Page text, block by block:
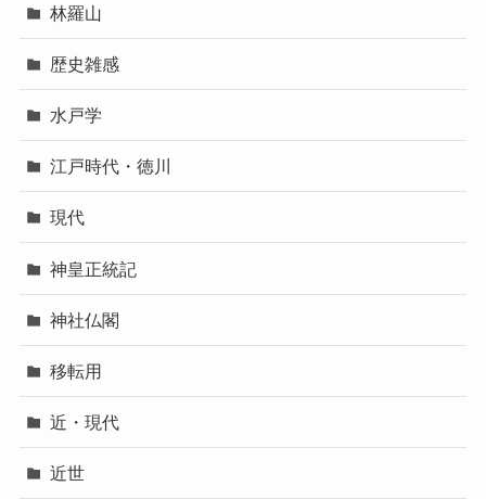
林羅山
歴史雑感
水戸学
江戸時代・徳川
現代
神皇正統記
神社仏閣
移転用
近・現代
近世